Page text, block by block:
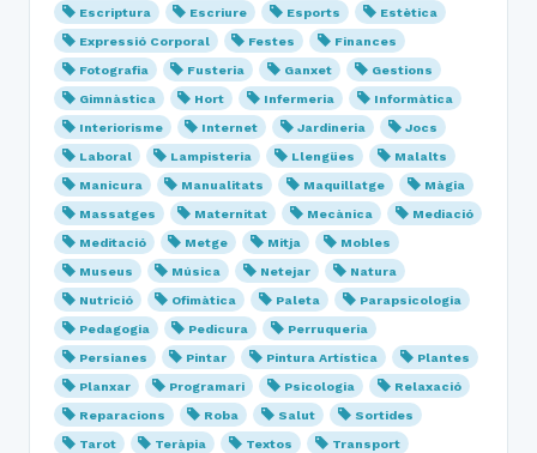
Escriptura
Escriure Esports
Estètica
Expressió Corporal
Festes
Finances
Fotografia
Fusteria Ganxet
Gestions
Gimnàstica
Hort Infermeria
Informàtica
Interiorisme
Internet Jardineria
Jocs
Laboral
Lampisteria Llengües
Malalts
Manicura
Manualitats Maquillatge
Màgia
Massatges
Maternitat Mecànica
Mediació
Meditació
Metge Mitja
Mobles
Museus
Música Netejar
Natura
Nutrició
Ofimàtica Paleta
Parapsicologia
Pedagogia
Pedicura
Perruqueria
Persianes
Pintar Pintura Artística
Plantes
Planxar
Programari Psicologia
Relaxació
Reparacions
Roba Salut
Sortides
Tarot
Teràpia Textos
Transport